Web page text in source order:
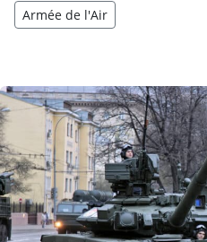
Armée de l'Air